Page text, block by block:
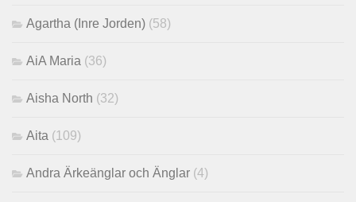
Agartha (Inre Jorden) (58)
AiA Maria (36)
Aisha North (32)
Aita (109)
Andra Ärkeänglar och Änglar (4)